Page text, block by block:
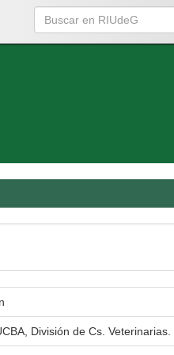
División de Cs. Veterinarias.